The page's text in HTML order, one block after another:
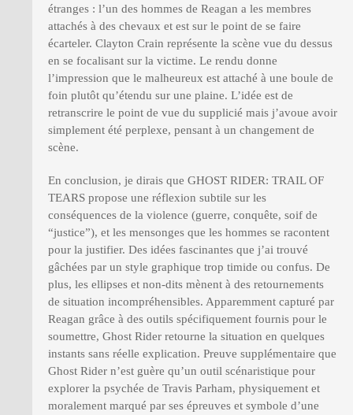
étranges : l’un des hommes de Reagan a les membres
attachés à des chevaux et est sur le point de se faire
écarteler. Clayton Crain représente la scène vue du dessus
en se focalisant sur la victime. Le rendu donne
l’impression que le malheureux est attaché à une boule de
foin plutôt qu’étendu sur une plaine. L’idée est de
retranscrire le point de vue du supplicié mais j’avoue avoir
simplement été perplexe, pensant à un changement de
scène.
En conclusion, je dirais que GHOST RIDER: TRAIL OF
TEARS propose une réflexion subtile sur les
conséquences de la violence (guerre, conquête, soif de
“justice”), et les mensonges que les hommes se racontent
pour la justifier. Des idées fascinantes que j’ai trouvé
gâchées par un style graphique trop timide ou confus. De
plus, les ellipses et non-dits mènent à des retournements
de situation incompréhensibles. Apparemment capturé par
Reagan grâce à des outils spécifiquement fournis pour le
soumettre, Ghost Rider retourne la situation en quelques
instants sans réelle explication. Preuve supplémentaire que
Ghost Rider n’est guère qu’un outil scénaristique pour
explorer la psychée de Travis Parham, physiquement et
moralement marqué par ses épreuves et symbole d’une